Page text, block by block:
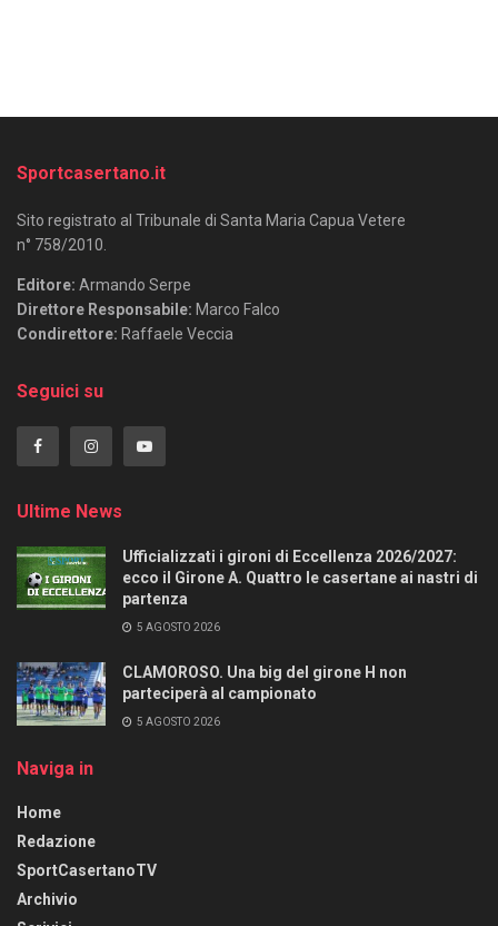
Sportcasertano.it
Sito registrato al Tribunale di Santa Maria Capua Vetere
n° 758/2010.
Editore: Armando Serpe
Direttore Responsabile: Marco Falco
Condirettore: Raffaele Veccia
Seguici su
Ultime News
Ufficializzati i gironi di Eccellenza 2026/2027:
ecco il Girone A. Quattro le casertane ai nastri di
partenza
5 AGOSTO 2026
CLAMOROSO. Una big del girone H non
parteciperà al campionato
5 AGOSTO 2026
Naviga in
Home
Redazione
SportCasertanoTV
Archivio